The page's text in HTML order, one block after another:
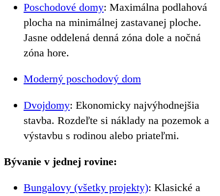
Poschodové domy: Maximálna podlahová
plocha na minimálnej zastavanej ploche.
Jasne oddelená denná zóna dole a nočná
zóna hore.
Moderný poschodový dom
Dvojdomy: Ekonomicky najvýhodnejšia
stavba. Rozdeľte si náklady na pozemok a
výstavbu s rodinou alebo priateľmi.
Bývanie v jednej rovine:
Bungalovy (všetky projekty): Klasické a